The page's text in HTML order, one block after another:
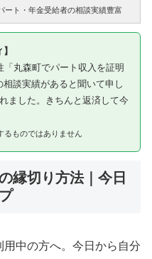
ート・年金受給者の相談実績豊富
丸森町でパート収入を証明
談実績があると聞いて申し
ました。きちんと返済して今
ものではありません
縁切り方法｜今日
中の方へ。今日から自分